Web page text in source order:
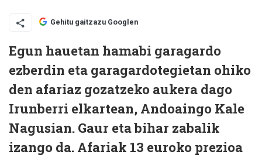
Gehitu gaitzazu Googlen
Egun hauetan hamabi garagardo
ezberdin eta garagardotegietan ohiko
den afariaz gozatzeko aukera dago
Irunberri elkartean, Andoaingo Kale
Nagusian. Gaur eta bihar zabalik
izango da. Afariak 13 euroko prezioa